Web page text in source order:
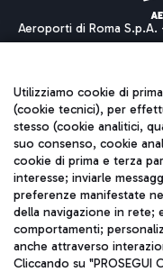
Aeroporti di Roma
coordinamento di
IVA 06572251004
Capitale sociale
Sede legale: Via Pier
telefono +39 06 65951
Privacy policy
Mappa sito
Utilizziamo cookie di
(cookie tecnici), per
stesso (cookie analitici,
suo consenso, cookie
cookie di prima e terza
interesse; inviarle
preferenze manifestate
della navigazione in rete;
comportamenti;
anche attraverso
Cliccando su "PROSEGUI